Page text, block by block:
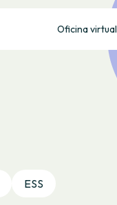
Oficina virtual
ESS